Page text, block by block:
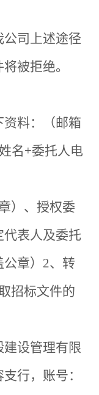
司上述途径
被拒绝。
料：（邮箱
名+委托人电
）、授权委
表人及委托
章）2、转
招标文件的
设管理有限
行，账号：